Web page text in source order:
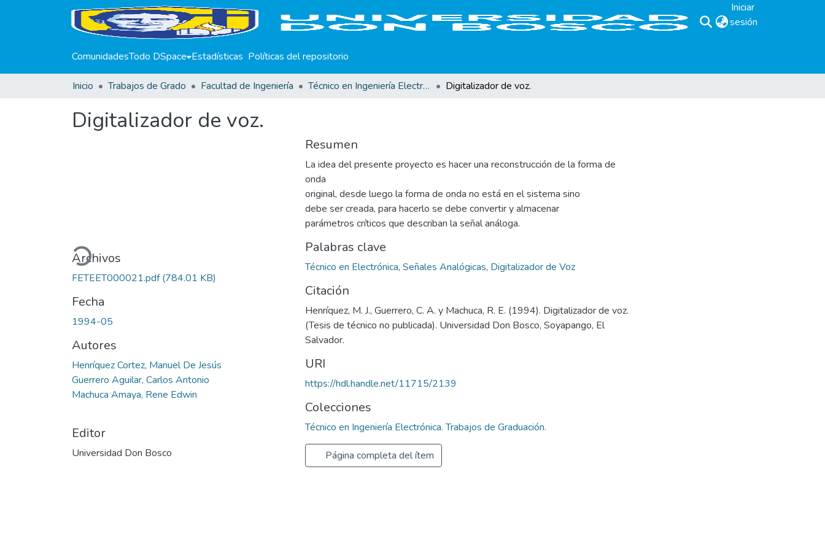
Iniciar
sesión
ComunidadesTodo DSpace Estadísticas Políticas del repositorio
Inicio Trabajos de Grado Facultad de Ingeniería Técnico en Ingeniería Electrónica. Trabajos de Graduación. Digitalizador de voz.
Digitalizador de voz.
Cargando...
Archivos
FETEET000021.pdf(784.01 KB)
Fecha
1994-05
Autores
Henríquez Cortez, Manuel De Jesús
Guerrero Aguilar, Carlos Antonio
Machuca Amaya, Rene Edwin
Editor
Universidad Don Bosco
Resumen
La idea del presente proyecto es hacer una reconstrucción de la forma de
onda
original, desde luego la forma de onda no está en el sistema sino
debe ser creada, para hacerlo se debe convertir y almacenar
parámetros críticos que describan la señal análoga.
Palabras clave
Técnico en Electrónica, Señales Analógicas, Digitalizador de Voz
Citación
Henríquez, M. J., Guerrero, C. A. y Machuca, R. E. (1994). Digitalizador de voz.
(Tesis de técnico no publicada). Universidad Don Bosco, Soyapango, El
Salvador.
URI
https://hdl.handle.net/11715/2139
Colecciones
Técnico en Ingeniería Electrónica. Trabajos de Graduación.
Página completa del ítem